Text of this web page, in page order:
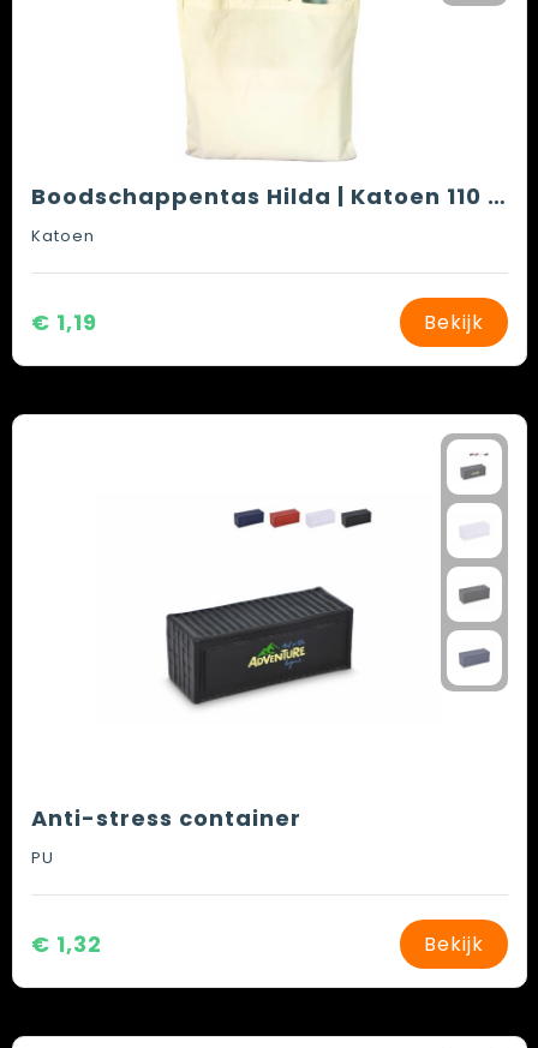
Boodschappentas Hilda | Katoen 110 g/m² | 10,5 l
Katoen
€ 1,19 Bekijk
Anti-stress container
PU
€ 1,32 Bekijk